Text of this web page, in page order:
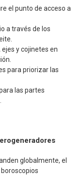
el punto de acceso a
a través de los
y cojinetes en
para priorizar las
las partes
globalmente, el